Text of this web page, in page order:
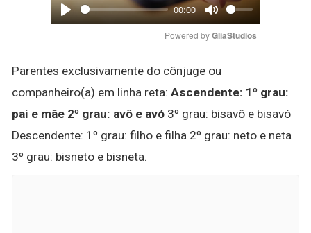
Play
00:00
Mute
Powered by GliaStudios
Parentes exclusivamente do cônjuge ou
companheiro(a) em linha reta: Ascendente: 1º grau:
pai e mãe 2º grau: avô e avó 3º grau: bisavô e bisavó
Descendente: 1º grau: filho e filha 2º grau: neto e neta
3º grau: bisneto e bisneta.